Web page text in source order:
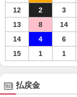
12
2 3
13
8 14
14
4 6
15
1 1
払戻金